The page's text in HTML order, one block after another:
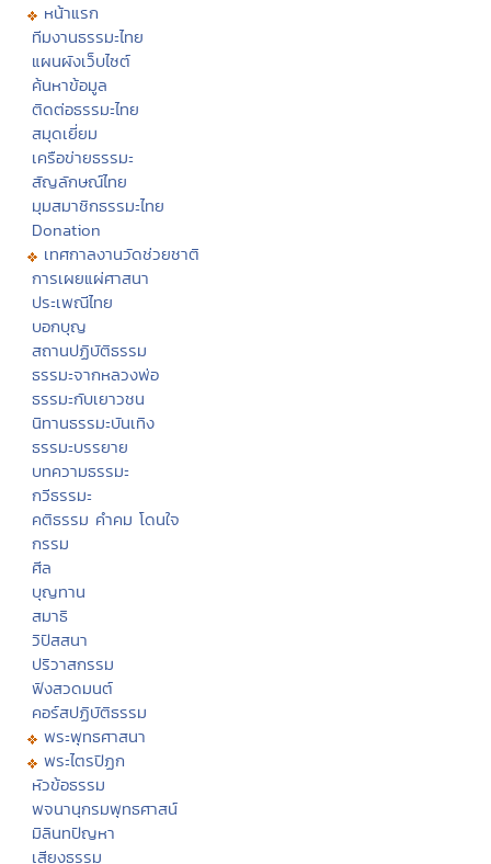
หน้าแรก
ทีมงานธรรมะไทย
แผนผังเว็บไซต์
ค้นหาข้อมูล
ติดต่อธรรมะไทย
สมุดเยี่ยม
เครือข่ายธรรมะ
สัญลักษณ์ไทย
มุมสมาชิกธรรมะไทย
Donation
เทศกาลงานวัดช่วยชาติ
การเผยแผ่ศาสนา
ประเพณีไทย
บอกบุญ
สถานปฏิบัติธรรม
ธรรมะจากหลวงพ่อ
ธรรมะกับเยาวชน
นิทานธรรมะบันเทิง
ธรรมะบรรยาย
บทความธรรมะ
กวีธรรมะ
คติธรรม คำคม โดนใจ
กรรม
ศีล
บุญทาน
สมาธิ
วิปัสสนา
ปริวาสกรรม
ฟังสวดมนต์
คอร์สปฏิบัติธรรม
พระพุทธศาสนา
พระไตรปิฏก
หัวข้อธรรม
พจนานุกรมพุทธศาสน์
มิลินทปัญหา
เสียงธรรม